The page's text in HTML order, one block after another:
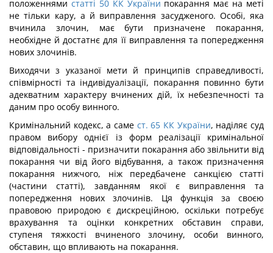
положеннями статті 50 КК України покарання має на меті
не тільки кару, а й виправлення засудженого. Особі, яка
вчинила злочин, має бути призначене покарання,
необхідне й достатнє для її виправлення та попередження
нових злочинів.
Виходячи з указаної мети й принципів справедливості,
співмірності та індивідуалізації, покарання повинно бути
адекватним характеру вчинених дій, їх небезпечності та
даним про особу винного.
Кримінальний кодекс, а саме ст. 65 КК України, наділяє суд
правом вибору однієї із форм реалізації кримінальної
відповідальності - призначити покарання або звільнити від
покарання чи від його відбування, а також призначення
покарання нижчого, ніж передбачене санкцією статті
(частини статті), завданням якої є виправлення та
попередження нових злочинів. Ця функція за своєю
правовою природою є дискреційною, оскільки потребує
врахування та оцінки конкретних обставин справи,
ступеня тяжкості вчиненого злочину, особи винного,
обставин, що впливають на покарання.